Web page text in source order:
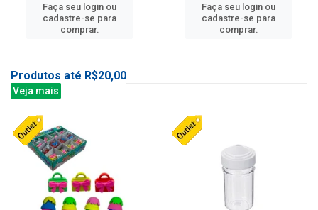
Faça seu login ou
cadastre-se para
comprar.
Faça seu login ou
cadastre-se para
comprar.
Produtos até R$20,00
Veja mais